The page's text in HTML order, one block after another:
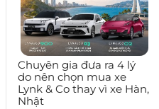
Chuyên gia đưa ra 4 lý
do nên chọn mua xe
Lynk & Co thay vì xe Hàn,
Nhật